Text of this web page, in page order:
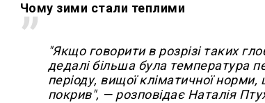
Чому зими стали теплими
"Якщо говорити в розрізі таких
дедалі більша була температура
періоду, вищої кліматичної
покрив", — розповідає Наталія